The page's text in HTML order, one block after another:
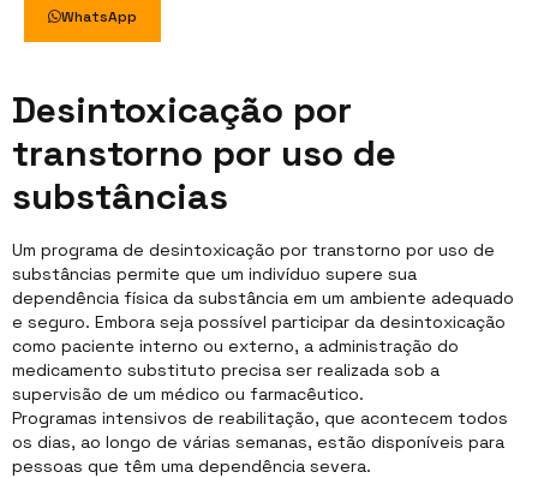
WhatsApp
Desintoxicação por
transtorno por uso de
substâncias
Um programa de desintoxicação por transtorno por uso de
substâncias permite que um indivíduo supere sua
dependência física da substância em um ambiente adequado
e seguro. Embora seja possível participar da desintoxicação
como paciente interno ou externo, a administração do
medicamento substituto precisa ser realizada sob a
supervisão de um médico ou farmacêutico.
Programas intensivos de reabilitação, que acontecem todos
os dias, ao longo de várias semanas, estão disponíveis para
pessoas que têm uma dependência severa.